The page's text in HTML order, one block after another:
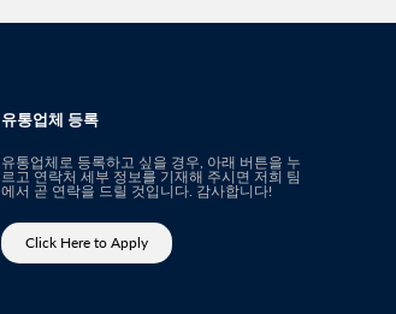
유통업체 등록
유통업체로 등록하고 싶을 경우, 아래 버튼을 누
르고 연락처 세부 정보를 기재해 주시면 저희 팀
에서 곧 연락을 드릴 것입니다. 감사합니다!
Click Here to Apply